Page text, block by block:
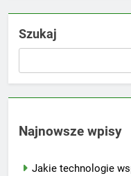
Szukaj
Najnowsze wpisy
Jakie technologie